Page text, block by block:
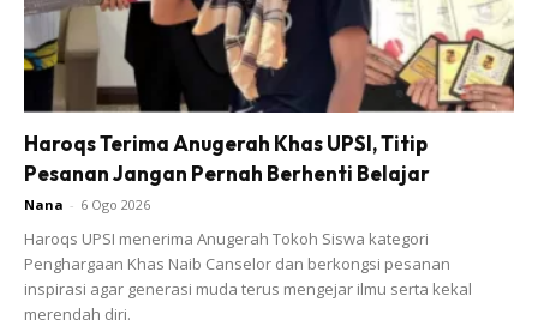
menjadikan sesi dalam pembelajaran dalam talian yang
mengembirakan walaupun ada cabarannya.
“Saya yakin anak-anak akan bosan ikuti kelas talian. Begitu
juga dengan guru yang perlu melakukan persiapan dan
bercakap. Tapi penghujungnya ia untuk kebaikan anak-
anak dan juga negara.
BAHAN ILMU YANG BERKUALITI
Haroqs Terima Anugerah Khas UPSI, Titip
Pesanan Jangan Pernah Berhenti Belajar
Nana - 6 Ogo 2026
Haroqs UPSI menerima Anugerah Tokoh Siswa kategori
Penghargaan Khas Naib Canselor dan berkongsi pesanan
inspirasi agar generasi muda terus mengejar ilmu serta kekal
merendah diri.